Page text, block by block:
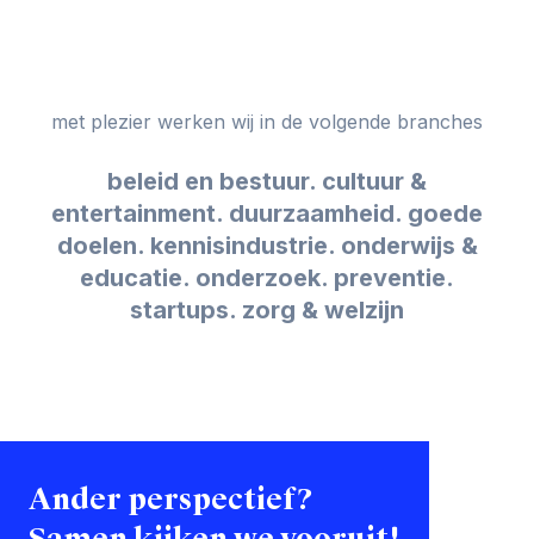
met plezier werken wij in de volgende branches
beleid en bestuur. cultuur &
entertainment. duurzaamheid. goede
doelen. kennisindustrie. onderwijs &
educatie. onderzoek. preventie.
startups. zorg & welzijn
Ander perspectief?